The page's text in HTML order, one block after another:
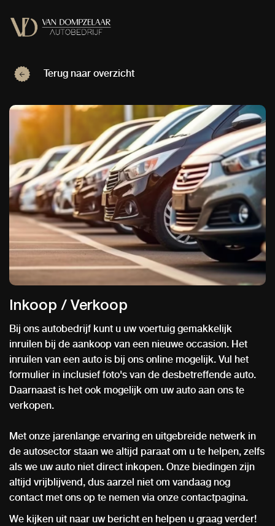
Terug naar overzicht
Inkoop / Verkoop
Bij ons autobedrijf kunt u uw voertuig gemakkelijk
inruilen bij de aankoop van een nieuwe occasion. Het
inruilen van een auto is bij ons online mogelijk. Vul het
formulier in inclusief foto's van de desbetreffende auto.
Daarnaast is het ook mogelijk om uw auto aan ons te
verkopen.
Met onze jarenlange ervaring en uitgebreide netwerk in
de autosector staan we altijd paraat om u te helpen, zelfs
als we uw auto niet direct inkopen. Onze biedingen zijn
altijd vrijblijvend, dus aarzel niet om vandaag nog
contact met ons op te nemen via onze contactpagina.
We kijken uit naar uw bericht en helpen u graag verder!